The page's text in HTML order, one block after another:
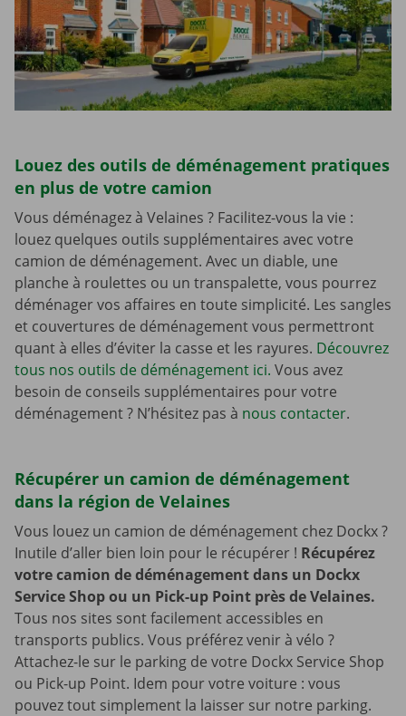
Louez des outils de déménagement pratiques
en plus de votre camion
Vous déménagez à Velaines ? Facilitez-vous la vie :
louez quelques outils supplémentaires avec votre
camion de déménagement. Avec un diable, une
planche à roulettes ou un transpalette, vous pourrez
déménager vos affaires en toute simplicité. Les sangles
et couvertures de déménagement vous permettront
quant à elles d’éviter la casse et les rayures. Découvrez
tous nos outils de déménagement ici. Vous avez
besoin de conseils supplémentaires pour votre
déménagement ? N’hésitez pas à nous contacter.
Récupérer un camion de déménagement
dans la région de Velaines
Vous louez un camion de déménagement chez Dockx ?
Inutile d’aller bien loin pour le récupérer ! Récupérez
votre camion de déménagement dans un Dockx
Service Shop ou un Pick-up Point près de Velaines.
Tous nos sites sont facilement accessibles en
transports publics. Vous préférez venir à vélo ?
Attachez-le sur le parking de votre Dockx Service Shop
ou Pick-up Point. Idem pour votre voiture : vous
pouvez tout simplement la laisser sur notre parking.